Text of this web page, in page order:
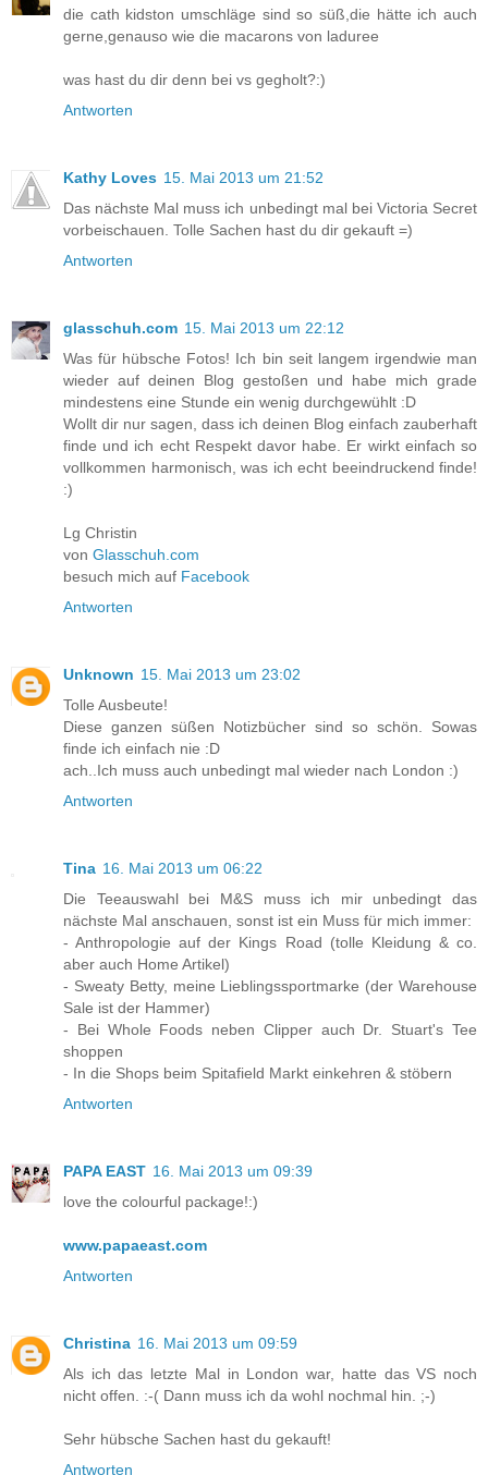
die cath kidston umschläge sind so süß,die hätte ich auch
gerne,genauso wie die macarons von laduree
was hast du dir denn bei vs gegholt?:)
Antworten
Kathy Loves 15. Mai 2013 um 21:52
Das nächste Mal muss ich unbedingt mal bei Victoria Secret
vorbeischauen. Tolle Sachen hast du dir gekauft =)
Antworten
glasschuh.com 15. Mai 2013 um 22:12
Was für hübsche Fotos! Ich bin seit langem irgendwie man
wieder auf deinen Blog gestoßen und habe mich grade
mindestens eine Stunde ein wenig durchgewühlt :D
Wollt dir nur sagen, dass ich deinen Blog einfach zauberhaft
finde und ich echt Respekt davor habe. Er wirkt einfach so
vollkommen harmonisch, was ich echt beeindruckend finde!
:)
Lg Christin
von Glasschuh.com
besuch mich auf Facebook
Antworten
Unknown 15. Mai 2013 um 23:02
Tolle Ausbeute!
Diese ganzen süßen Notizbücher sind so schön. Sowas
finde ich einfach nie :D
ach..Ich muss auch unbedingt mal wieder nach London :)
Antworten
Tina 16. Mai 2013 um 06:22
Die Teeauswahl bei M&S muss ich mir unbedingt das
nächste Mal anschauen, sonst ist ein Muss für mich immer:
- Anthropologie auf der Kings Road (tolle Kleidung & co.
aber auch Home Artikel)
- Sweaty Betty, meine Lieblingssportmarke (der Warehouse
Sale ist der Hammer)
- Bei Whole Foods neben Clipper auch Dr. Stuart's Tee
shoppen
- In die Shops beim Spitafield Markt einkehren & stöbern
Antworten
PAPA EAST 16. Mai 2013 um 09:39
love the colourful package!:)
www.papaeast.com
Antworten
Christina 16. Mai 2013 um 09:59
Als ich das letzte Mal in London war, hatte das VS noch
nicht offen. :-( Dann muss ich da wohl nochmal hin. ;-)
Sehr hübsche Sachen hast du gekauft!
Antworten